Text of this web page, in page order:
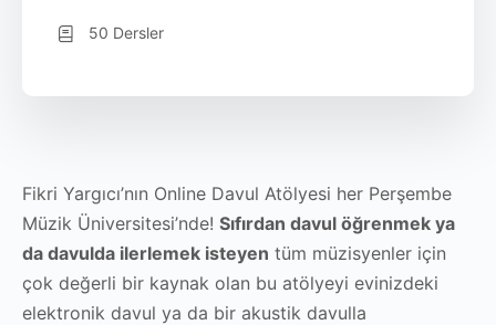
Fikri Yargıcı’nın Online Davul Atölyesi her Perşembe
Müzik Üniversitesi’nde! Sıfırdan davul öğrenmek ya
da davulda ilerlemek isteyen tüm müzisyenler için
çok değerli bir kaynak olan bu atölyeyi evinizdeki
elektronik davul ya da bir akustik davulla
50 Dersler